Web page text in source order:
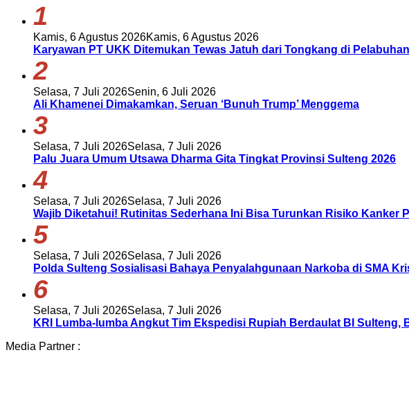
1
Kamis, 6 Agustus 2026Kamis, 6 Agustus 2026
Karyawan PT UKK Ditemukan Tewas Jatuh dari Tongkang di
2
Selasa, 7 Juli 2026Senin, 6 Juli 2026
Ali Khamenei Dimakamkan, Seruan ‘Bunuh Trump’ Menggema
3
Selasa, 7 Juli 2026Selasa, 7 Juli 2026
Palu Juara Umum Utsawa Dharma Gita Tingkat Provinsi Sulteng 2026
4
Selasa, 7 Juli 2026Selasa, 7 Juli 2026
Wajib Diketahui! Rutinitas Sederhana Ini Bisa Turunkan Risiko Kanker
5
Selasa, 7 Juli 2026Selasa, 7 Juli 2026
Polda Sulteng Sosialisasi Bahaya Penyalahgunaan Narkoba di SMA
6
Selasa, 7 Juli 2026Selasa, 7 Juli 2026
KRI Lumba-lumba Angkut Tim Ekspedisi Rupiah Berdaulat BI Sulteng,
Media Partner :